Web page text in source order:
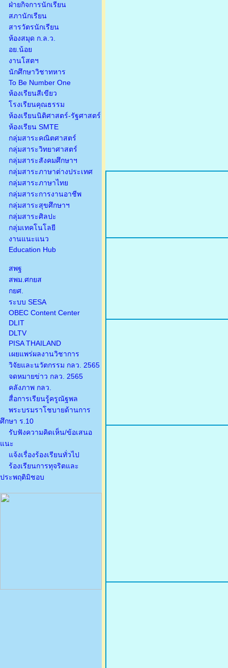
ฝ่ายกิจการนักเรียน
สภานักเรียน
สารวัตรนักเรียน
ห้องสมุด ก.ล.ว.
อย.น้อย
งานโสตฯ
นักศึกษาวิชาทหาร
To Be Number One
ห้องเรียนสีเขียว
โรงเรียนคุณธรรม
ห้องเรียนนิติศาสตร์-รัฐศาสตร์
ห้องเรียน SMTE
กลุ่มสาระคณิตศาสตร์
กลุ่มสาระวิทยาศาสตร์
กลุ่มสาระสังคมศึกษาฯ
กลุ่มสาระภาษาต่างประเทศ
กลุ่มสาระภาษาไทย
กลุ่มสาระการงานอาชีพ
กลุ่มสาระสุขศึกษาฯ
กลุ่มสาระศิลปะ
กลุ่มเทคโนโลยี
งานแนะแนว
Education Hub
สพฐ
สพม.ศกยส
กยศ.
ระบบ SESA
OBEC Content Center
DLIT
DLTV
PISA THAILAND
เผยแพร่ผลงานวิชาการ
วิจัยและนวัตกรรม กลว. 2565
จดหมายข่าว กลว. 2565
คลังภาพ กลว.
สื่อการเรียนรู้ครูณัฐพล
พระบรมราโชบายด้านการ
ศึกษา ร.10
รับฟังความคิดเห็น/ข้อเสนอ
แนะ
แจ้งเรื่องร้องเรียนทั่วไป
ร้องเรียนการทุจริตและ
ประพฤติมิชอบ